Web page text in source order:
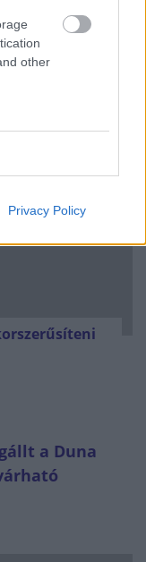
other
Privacy Policy
szegények
a Duna